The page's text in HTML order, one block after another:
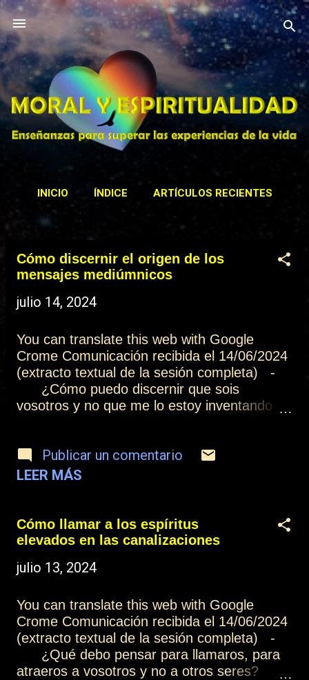
Ir al contenido principal
INICIO ÍNDICE ARTÍCULOS RECIENTES
CONTACTAR ACTIVIDADES
BIBLIOTECA
n
Cómo discernir el origen de los
mensajes mediúmnicos
julio 14, 2024
You can translate this web with Google
Crome Comunicación recibida el 14/06/2024
(extracto textual de la sesión completa) -
¿Cómo puedo discernir que sois
vosotros y no que me lo estoy inventando
transmitir y que tú no conoces, y por el
sentimiento interno de que tú no estás
solamente tú puedes discernirlo. Pero este
proceso, del mismo modo que habéis
entre animismo y mediumnidad[1], y como
entended que lo importante es el mensaje, y
por eso nosotros no deseamos daros ningún
nombre, porque carece de sentido ponerle
un nombre a alguien que está intentando
transmitir una verdad universal. [1]
Publicar un comentario
LEER MÁS
Cómo llamar a los espíritus
elevados en las canalizaciones
julio 13, 2024
You can translate this web with Google
Crome Comunicación recibida el 14/06/2024
(extracto textual de la sesión completa) -
¿Qué debo pensar para llamaros, para
atraeros a vosotros y no a otros seres?